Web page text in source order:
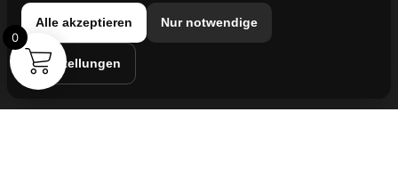
KVK-Nummer: 74829491
Umsatzsteuer-ID:
NL860042352B01
Alle akzeptieren Nur notwendige
Einstellungen
0